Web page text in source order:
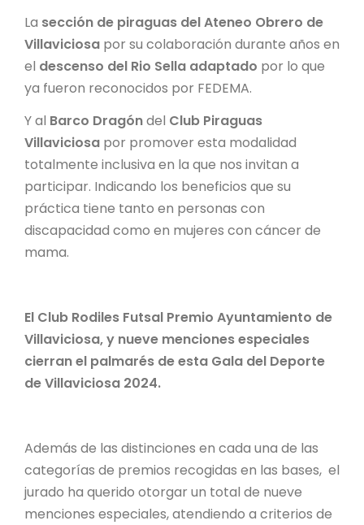
La sección de piraguas del Ateneo Obrero de
Villaviciosa por su colaboración durante años en
el descenso del Rio Sella adaptado por lo que
ya fueron reconocidos por FEDEMA.
Y al Barco Dragóndel Club Piraguas
Villaviciosa por promover esta modalidad
totalmente inclusiva en la que nos invitan a
participar. Indicando los beneficios que su
práctica tiene tanto en personas con
discapacidad como en mujeres con cáncer de
mama.
El Club Rodiles Futsal Premio Ayuntamiento de
Villaviciosa, y nueve menciones especiales
cierran el palmarés de esta Gala del Deporte
de Villaviciosa 2024.
Además de las distinciones en cada una de las
categorías de premios recogidas en las bases, el
jurado ha querido otorgar un total de nueve
menciones especiales, atendiendo a criterios de